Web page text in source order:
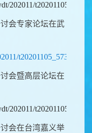
202011/
会专家论坛在武
会暨高层论坛在
202011/
会在台湾嘉义举